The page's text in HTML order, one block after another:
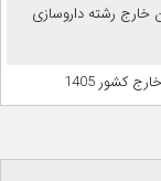
خارج رشته داروسازی
کشور 1405